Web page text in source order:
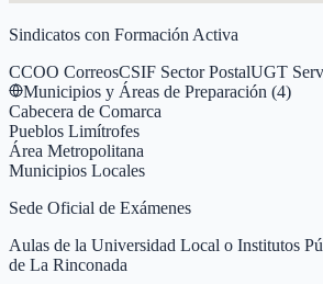
Sindicatos con Formación Activa
CCOO CorreosCSIF Sector PostalUGT
Municipios y Áreas de Preparación (4)
Cabecera de Comarca
Pueblos Limítrofes
Área Metropolitana
Municipios Locales
Sede Oficial de Exámenes
Aulas de la Universidad Local o Institutos
de La Rinconada